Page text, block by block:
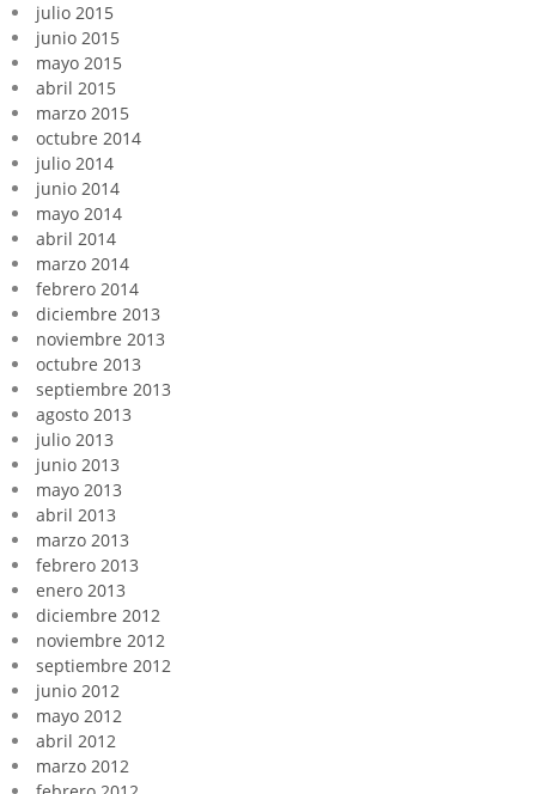
julio 2015
junio 2015
mayo 2015
abril 2015
marzo 2015
octubre 2014
julio 2014
junio 2014
mayo 2014
abril 2014
marzo 2014
febrero 2014
diciembre 2013
noviembre 2013
octubre 2013
septiembre 2013
agosto 2013
julio 2013
junio 2013
mayo 2013
abril 2013
marzo 2013
febrero 2013
enero 2013
diciembre 2012
noviembre 2012
septiembre 2012
junio 2012
mayo 2012
abril 2012
marzo 2012